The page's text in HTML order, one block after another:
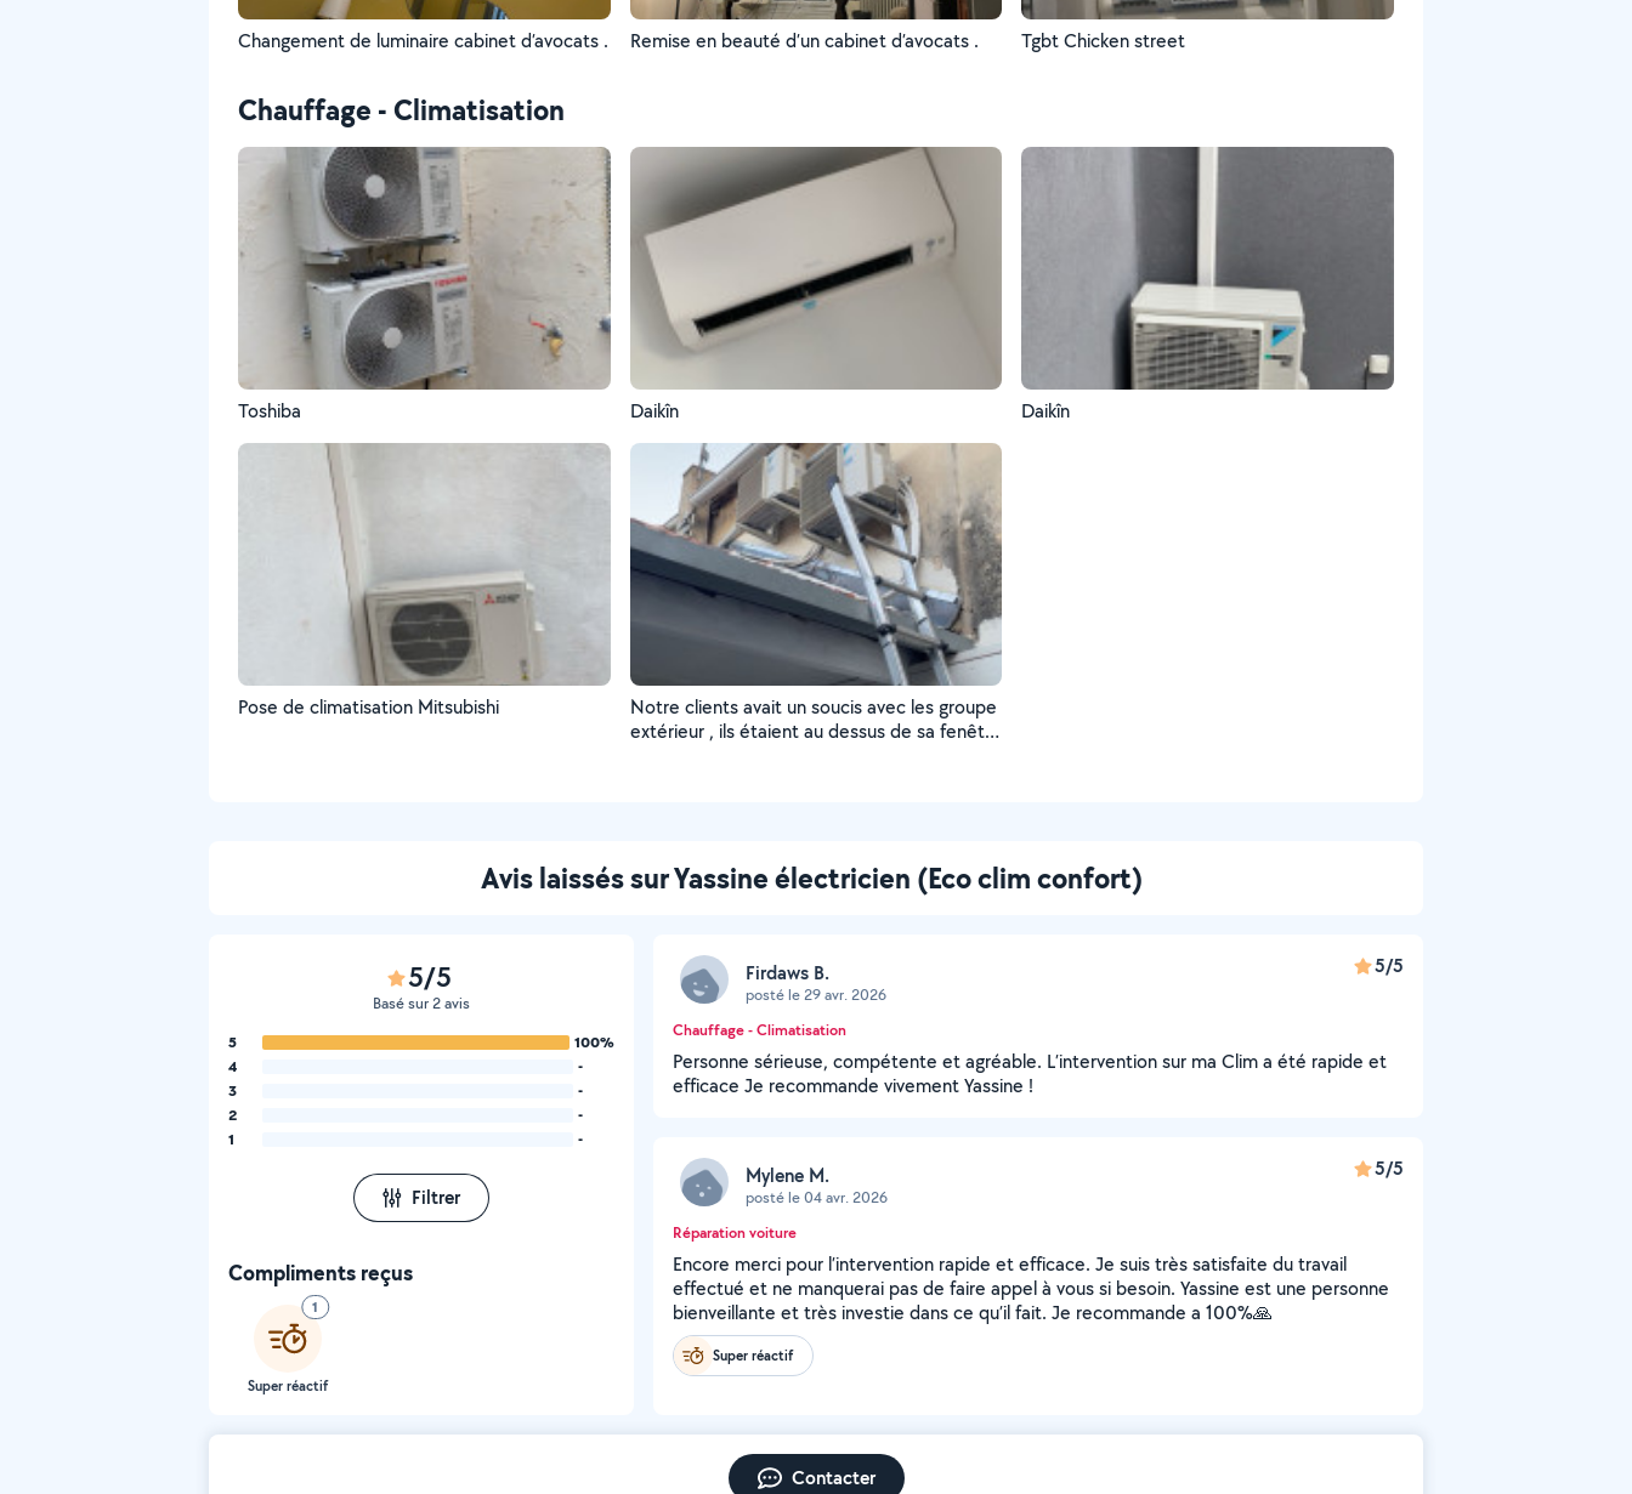
Changement de luminaire cabinet d’avocats . Remise en beauté d’un cabinet d’avocats . Tgbt Chicken street
Chauffage - Climatisation
Toshiba Daikîn Daikîn
Pose de climatisation Mitsubishi
Notre clients avait un soucis avec les groupe
extérieur , ils étaient au dessus de sa fenêtre
Avis laissés sur Yassine électricien (Eco clim confort)
5/5
Basé sur 2 avis
5
100%
4
-
3
-
2
-
1
-
Filtrer
Compliments reçus
1
Super réactif
Firdaws B.
posté le 29 avr. 2026
5/5
Chauffage - Climatisation
Personne sérieuse, compétente et agréable. L’intervention sur ma Clim a été rapide et
efficace Je recommande vivement Yassine !
Mylene M.
posté le 04 avr. 2026
5/5
Réparation voiture
Encore merci pour l’intervention rapide et efficace. Je suis très satisfaite du travail
effectué et ne manquerai pas de faire appel à vous si besoin. Yassine est une personne
bienveillante et très investie dans ce qu’il fait. Je recommande a 100%🙏
Super réactif
Contacter